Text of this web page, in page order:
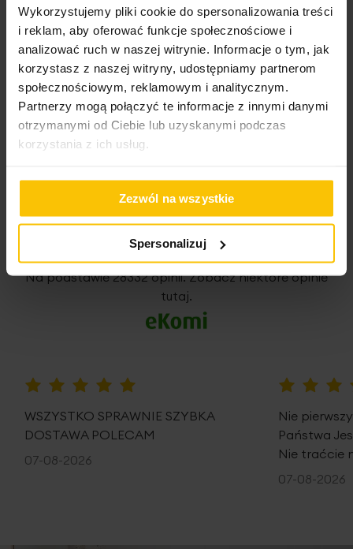
Wykorzystujemy pliki cookie do spersonalizowania treści
i reklam, aby oferować funkcje społecznościowe i
analizować ruch w naszej witrynie. Informacje o tym, jak
korzystasz z naszej witryny, udostępniamy partnerom
społecznościowym, reklamowym i analitycznym.
Partnerzy mogą połączyć te informacje z innymi danymi
otrzymanymi od Ciebie lub uzyskanymi podczas
korzystania z ich usług.
Zezwól na wszystkie
Spersonalizuj
High-contrast mode
To może Cię zainteresować
Opinie potwierdzone zakupem
Na podstawie 28332 opinii. Zobacz niektóre opinie
tutaj.
WSZYSTKO SPRAWNIE SZYBKA
DOSTAWA POLECAM
07-08-2026
Nie
Państwa
Nie traćcie
07-08-2026